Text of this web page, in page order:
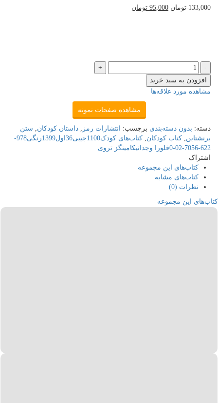
133,000 تومان 95,000 تومان
افزودن به سبد خرید
مشاهده مورد علاقه‌ها
مشاهده صفحات نمونه
دسته: بدون دسته‌بندی برچسب: انتشارات رمز , داستان کودکان, ستن
برنشتاین, کتاب کودکان,
کتاب‌های کودک1100جیبی36اول1399رنگی978-
622-7056-02-0فلورا وجدانیکامینگز تروی
اشتراک
کتاب‌های این مجموعه
کتاب‌های مشابه
نظرات (0)
کتاب‌های این مجموعه